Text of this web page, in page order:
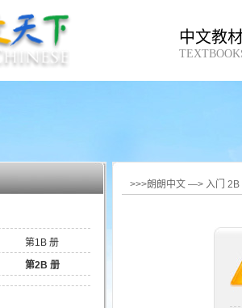
中文教
第1B 册
第2B 册
>>>朗朗中文 —> 入门